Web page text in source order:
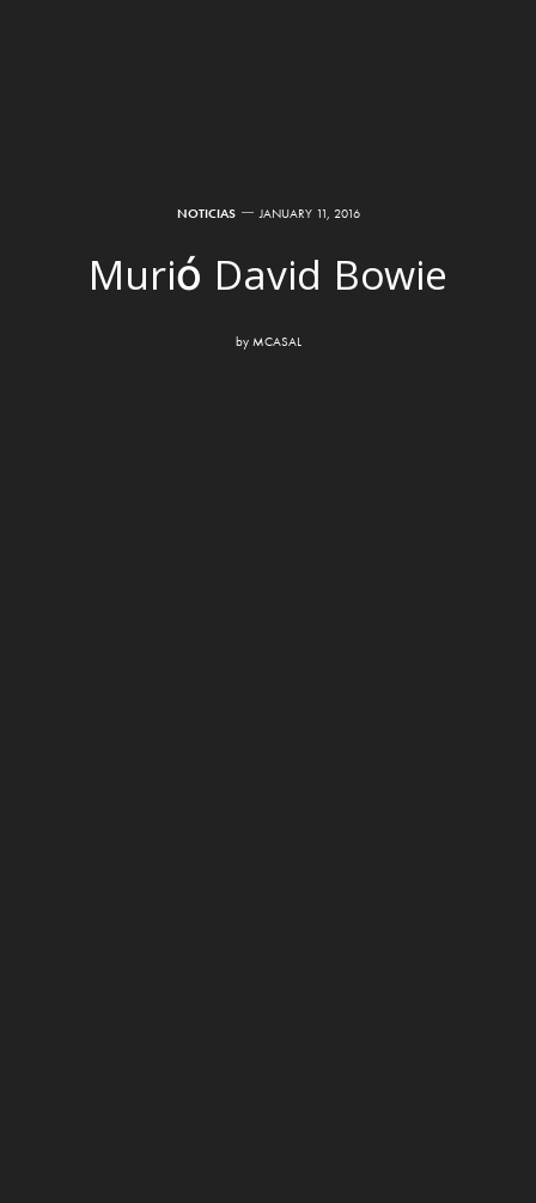
NOTICIAS JANUARY 11, 2016
Murió David Bowie
by MCASAL